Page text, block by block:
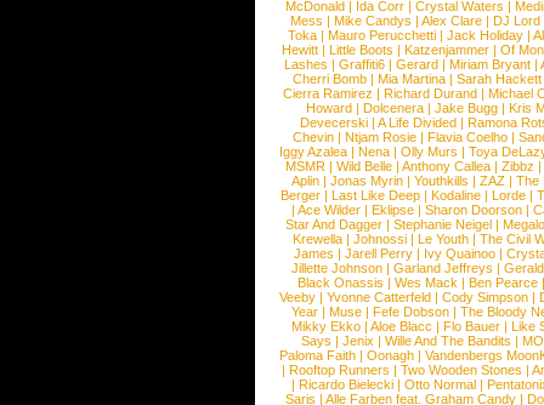
McDonald | Ida Corr |Crystal Waters |
Mess | Mike Candys | Alex Clare | DJ Lord
Toka | Mauro Perucchetti | Jack Holiday |
Hewitt |Little Boots |Katzenjammer |Of
Lashes |Graffiti6 |Gerard |Miriam Bryant |
Cherri Bomb | Mia Martina | Sarah Hackett
Cierra Ramirez | Richard Durand | Michael
Howard |Dolcenera |Jake Bugg |Kris
Devecerski |A Life Divided |Ramona
Chevin |Ntjam Rosie |Flavia Coelho |
Iggy Azalea | Nena | Olly Murs | Toya
MSMR |Wild Belle |Anthony Callea |Zibbz
Aplin | Jonas Myrin | Youthkills | ZAZ | The
Berger |Last Like Deep |Kodaline |Lorde |
|Ace Wilder |Eklipse |Sharon Doorson |
Star And Dagger | Stephanie Neigel |
Krewella | Johnossi | Le Youth | The Civil
James | Jarell Perry | Ivy Quainoo |
Jillette Johnson | Garland Jeffreys |
Black Onassis | Wes Mack | Ben Pearce
Veeby | Yvonne Catterfeld | Cody Simpson |
Year |Muse |Fefe Dobson |The Bloody
Mikky Ekko | Aloe Blacc | Flo Bauer | Like
Says | Jenix | Wille And The Bandits | MO
Paloma Faith |Oonagh |Vandenbergs
|Rooftop Runners |Two Wooden Stones |
| Ricardo Bielecki | Otto Normal |
Saris | Alle Farben feat. Graham Candy |